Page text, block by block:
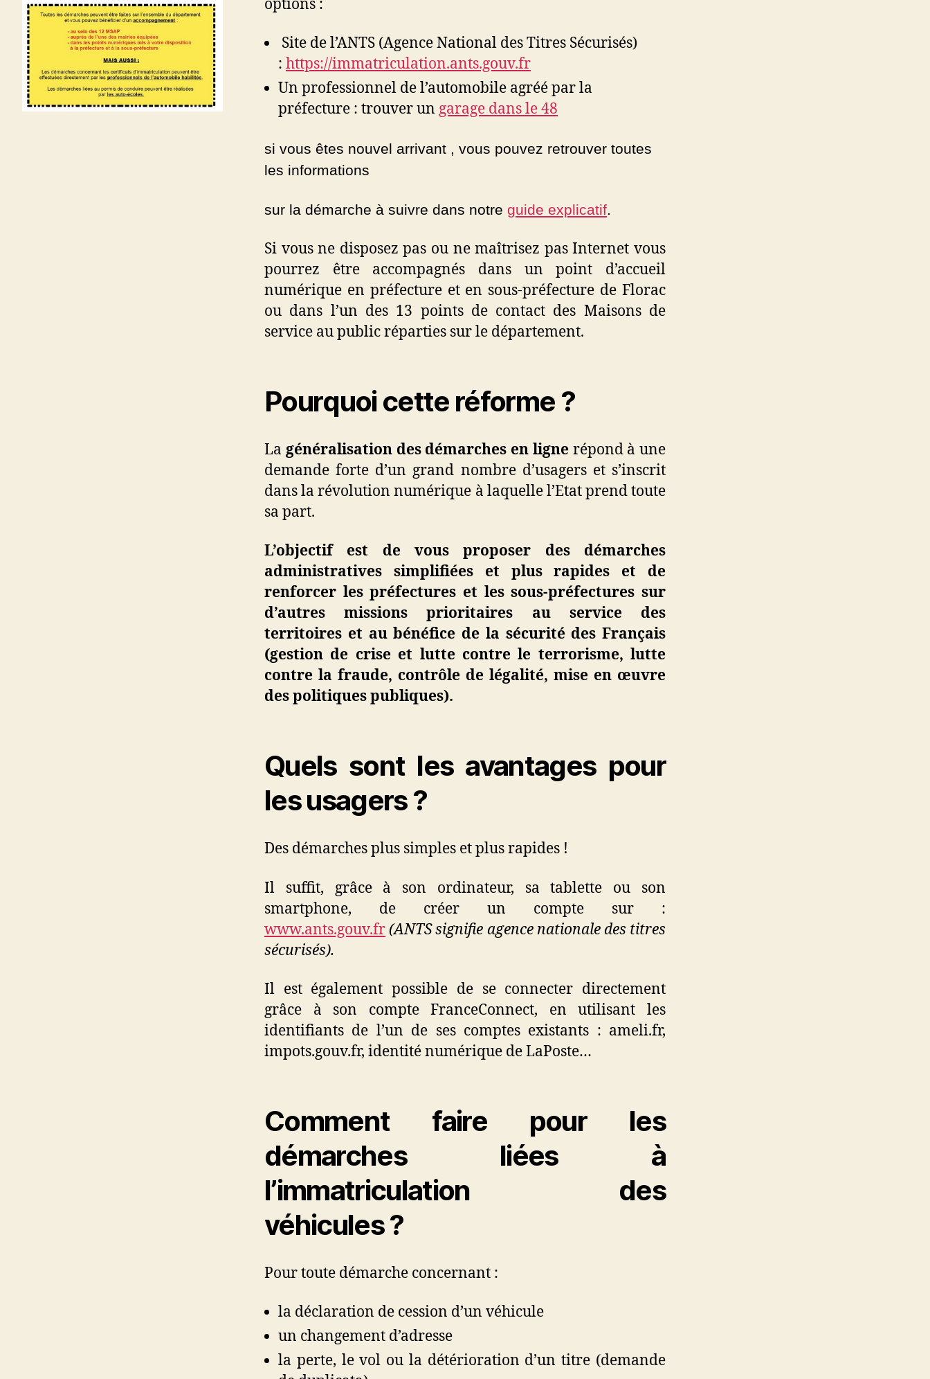
options :
Site de l’ANTS (Agence National des Titres Sécurisés)
: https://immatriculation.ants.gouv.fr
Un professionnel de l’automobile agréé par la
préfecture : trouver un garage dans le 48
si vous êtes nouvel arrivant , vous pouvez retrouver toutes
les informations
sur la démarche à suivre dans notre guide explicatif.
Si vous ne disposez pas ou ne maîtrisez pas Internet vous
pourrez être accompagnés dans un point d’accueil
numérique en préfecture et en sous-préfecture de Florac
ou dans l’un des 13 points de contact des Maisons de
service au public réparties sur le département.
Pourquoi cette réforme ?
La généralisation des démarches en lignerépond à une
demande forte d’un grand nombre d’usagers et s’inscrit
dans la révolution numérique à laquelle l’Etat prend toute
sa part.
L’objectif est de vous proposer des démarches
administratives simplifiées et plus rapides et de
renforcer les préfectures et les sous-préfectures sur
d’autres missions prioritaires au service des
territoires et au bénéfice de la sécurité des Français
(gestion de crise et lutte contre le terrorisme, lutte
contre la fraude, contrôle de légalité, mise en œuvre
des politiques publiques).
Quels sont les avantages pour
les usagers ?
Des démarches plus simples et plus rapides !
Il suffit, grâce à son ordinateur, sa tablette ou son
smartphone, de créer un compte sur :
www.ants.gouv.fr (ANTS signifie agence nationale des titres
sécurisés).
Il est également possible de se connecter directement
grâce à son compte FranceConnect, en utilisant les
identifiants de l’un de ses comptes existants : ameli.fr,
impots.gouv.fr, identité numérique de LaPoste…
Comment faire pour les
démarches liées à
l’immatriculation des
véhicules ?
Pour toute démarche concernant :
la déclaration de cession d’un véhicule
un changement d’adresse
la perte, le vol ou la détérioration d’un titre (demande